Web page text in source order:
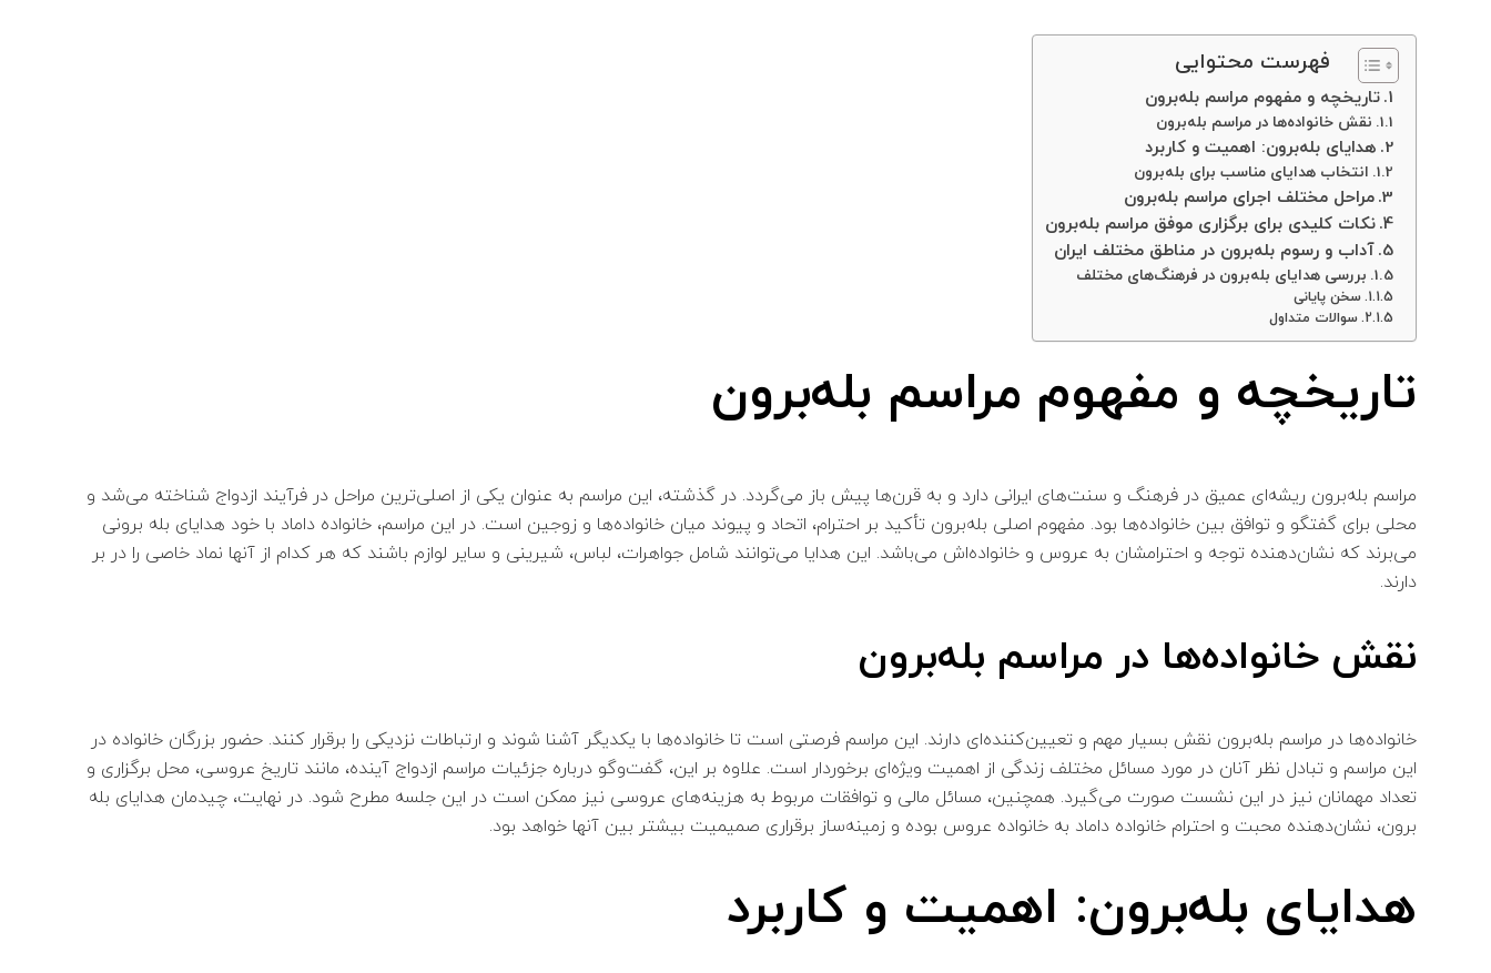
فهرست محتوایی
تاریخچه و مفهوم مراسم بله‌برون
نقش خانواده‌ها در مراسم بله‌برون
هدایای بله‌برون: اهمیت و کاربرد
انتخاب هدایای مناسب برای بله‌برون
مراحل مختلف اجرای مراسم بله‌برون
نکات کلیدی برای برگزاری موفق مراسم بله‌برون
آداب و رسوم بله‌برون در مناطق مختلف ایران
بررسی هدایای بله‌برون در فرهنگ‌های مختلف
سخن پایانی
سوالات متداول
تاریخچه و مفهوم مراسم بله‌برون
مراسم بله‌برون ریشه‌ای عمیق در فرهنگ و سنت‌های ایرانی دارد و به قرن‌ها پیش باز می‌گردد. در گذشته، این مراسم به عنوان یکی از اصلی‌ترین مراحل در فرآیند ازدواج شناخته می‌شد و
محلی برای گفتگو و توافق بین خانواده‌ها بود. مفهوم اصلی بله‌برون تأکید بر احترام، اتحاد و پیوند میان خانواده‌ها و زوجین است. در این مراسم، خانواده داماد با خود هدایای بله‌ برونی
می‌برند که نشان‌دهنده توجه و احترامشان به عروس و خانواده‌اش می‌باشد. این هدایا می‌توانند شامل جواهرات، لباس، شیرینی و سایر لوازم باشند که هر کدام از آنها نماد خاصی را در بر
دارند.
نقش خانواده‌ها در مراسم بله‌برون
خانواده‌ها در مراسم بله‌برون نقش بسیار مهم و تعیین‌کننده‌ای دارند. این مراسم فرصتی است تا خانواده‌ها با یکدیگر آشنا شوند و ارتباطات نزدیکی را برقرار کنند. حضور بزرگان خانواده در
این مراسم و تبادل نظر آنان در مورد مسائل مختلف زندگی از اهمیت ویژه‌ای برخوردار است. علاوه بر این، گفت‌وگو درباره جزئیات مراسم ازدواج آینده، مانند تاریخ عروسی، محل برگزاری و
تعداد مهمانان نیز در این نشست صورت می‌گیرد. همچنین، مسائل مالی و توافقات مربوط به هزینه‌های عروسی نیز ممکن است در این جلسه مطرح شود. در نهایت، چیدمان هدایای بله
برون، نشان‌دهنده محبت و احترام خانواده داماد به خانواده عروس بوده و زمینه‌ساز برقراری صمیمیت بیشتر بین آنها خواهد بود.
هدایای بله‌برون: اهمیت و کاربرد